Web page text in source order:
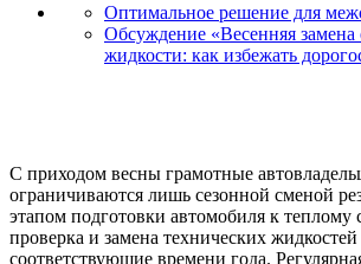
Оптимальное решение для
Обсуждение «Весенняя
жидкости: как избежать
С приходом весны грамотные
ограничиваются лишь сезонной сменой
этапом подготовки автомобиля к теплому
проверка и замена технических жидкостей
соответствующие времени года.